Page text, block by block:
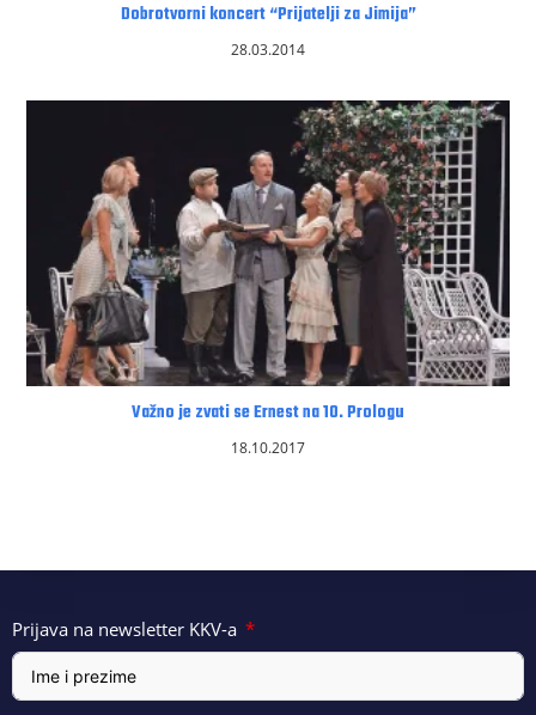
Dobrotvorni koncert “Prijatelji za Jimija”
28.03.2014
Važno je zvati se Ernest na 10. Prologu
18.10.2017
Prijava na newsletter KKV-a